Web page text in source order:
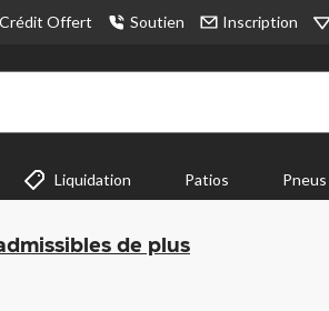
Crédit Offert Soutien Inscription
Liquidation Patios Pneus
de plus